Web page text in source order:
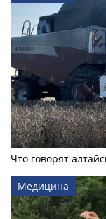
Что говорят
Медицина